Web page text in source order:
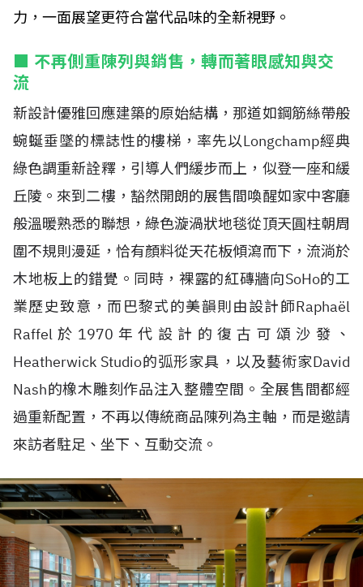
力，一面展望更符合當代品味的全新視野。
■ 不再側重陳列與銷售，轉而著眼感知與交
流
新設計優雅回應建築的原始結構，那道如鋼筋絲帶般
蜿蜒垂墜的標誌性的樓梯，率先以Longchamp經典
綠色調重新詮釋，引導人們緩步而上，似登一座和緩
丘陵。來到二樓，豁然開朗的展售間喚醒如家中客廳
般溫暖熟悉的聯想，綠色漩渦狀地毯從頂天圓柱朝周
圍不規則漫延，恰有顏料從天花板傾瀉而下，流淌於
木地板上的錯覺。同時，裸露的紅磚牆向SoHo的工
業歷史致意，而巴黎式的美韻則由設計師Raphaël
Raffel於1970年代設計的復古可頌沙發、
Heatherwick Studio的弧形家具，以及藝術家David
Nash的橡木雕刻作品注入整體空間。全展售間都經
過重新配置，不再以傳統商品陳列為主軸，而是邀請
來訪者駐足、坐下、互動交流。